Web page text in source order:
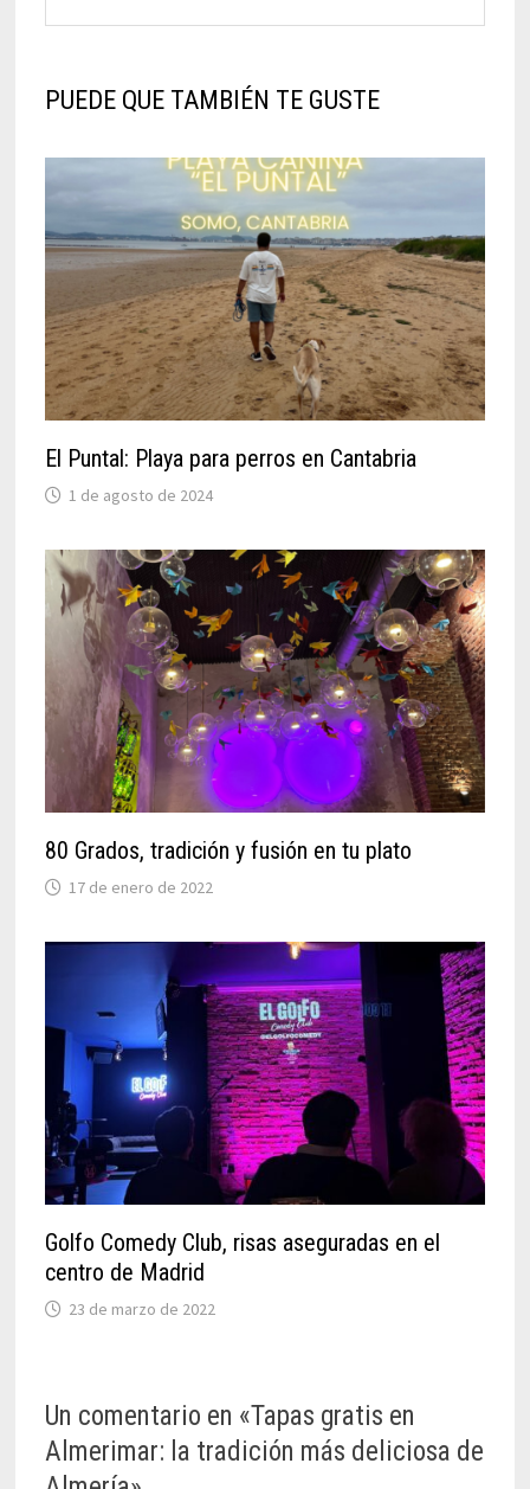
PUEDE QUE TAMBIÉN TE GUSTE
El Puntal: Playa para perros en Cantabria
1 de agosto de 2024
80 Grados, tradición y fusión en tu plato
17 de enero de 2022
Golfo Comedy Club, risas aseguradas en el
centro de Madrid
23 de marzo de 2022
Un comentario en «Tapas gratis en
Almerimar: la tradición más deliciosa de